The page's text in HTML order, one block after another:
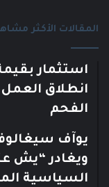
المقالات الأكثر
انطلاق العمل
الفحم
يوآف
ويغادر “يش
السياسية